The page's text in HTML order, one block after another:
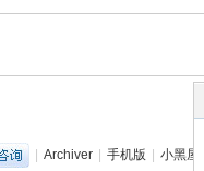
| Archiver | 手机版 | 小黑屋